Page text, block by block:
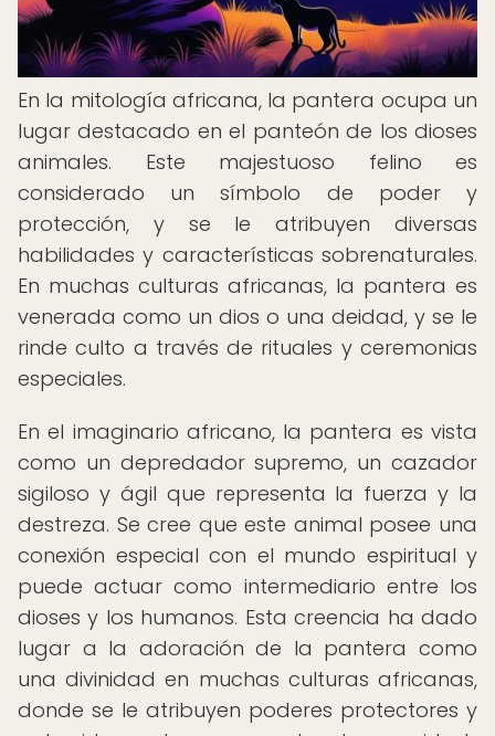
En la mitología africana, la pantera ocupa un
lugar destacado en el panteón de los dioses
animales. Este majestuoso felino es
considerado un símbolo de poder y
protección, y se le atribuyen diversas
habilidades y características sobrenaturales.
En muchas culturas africanas, la pantera es
venerada como un dios o una deidad, y se le
rinde culto a través de rituales y ceremonias
especiales.
En el imaginario africano, la pantera es vista
como un depredador supremo, un cazador
sigiloso y ágil que representa la fuerza y la
destreza. Se cree que este animal posee una
conexión especial con el mundo espiritual y
puede actuar como intermediario entre los
dioses y los humanos. Esta creencia ha dado
lugar a la adoración de la pantera como
una divinidad en muchas culturas africanas,
donde se le atribuyen poderes protectores y